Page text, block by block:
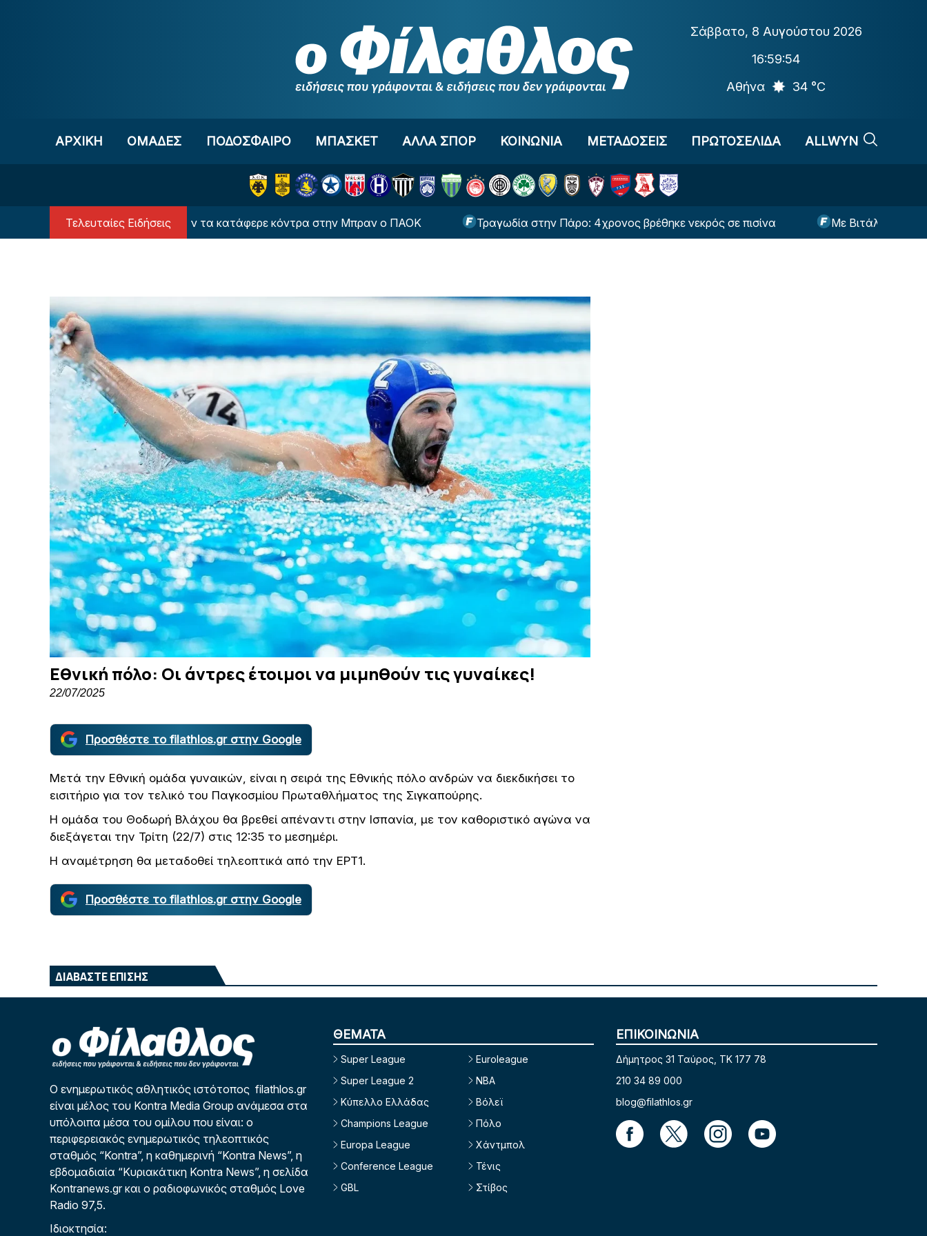
Σάββατο, 8 Αυγούστου 2026
16:59:55
Αθήνα
34 °C
ΑΡΧΙΚΗ OΜΑΔΕΣ ΠΟΔΟΣΦΑΙΡΟ ΜΠΑΣΚΕΤ ΑΛΛΑ ΣΠΟΡ ΚΟΙΝΩΝΙΑ ΜΕΤΑΔΟΣΕΙΣ ΠΡΩΤΟΣΕΛΙΔΑ ALLWYN
Τελευταίες Ειδήσεις
Ποδόσφαιρο Γυναικών: Δεν τα κατάφερε κόντρα στην Μπραν ο ΠΑΟΚ Τραγωδία στην Πάρο: 4χρονος βρέθηκε νεκρός σε πισίνα Με Βιτάλις η ενδεκάδα
Εθνική πόλο: Οι άντρες έτοιμοι να μιμηθούν τις γυναίκες!
22/07/2025
Προσθέστε το filathlos.gr στην Google
Μετά την Εθνική ομάδα γυναικών, είναι η σειρά της Εθνικής πόλο ανδρών να διεκδικήσει το
εισιτήριο για τον τελικό του Παγκοσμίου Πρωταθλήματος της Σιγκαπούρης.
Η ομάδα του Θοδωρή Βλάχου θα βρεθεί απέναντι στην Ισπανία, με τον καθοριστικό αγώνα να
διεξάγεται την Τρίτη (22/7) στις 12:35 το μεσημέρι.
Η αναμέτρηση θα μεταδοθεί τηλεοπτικά από την ΕΡΤ1.
Προσθέστε το filathlos.gr στην Google
ΔΙΑΒΑΣΤΕ ΕΠΙΣΗΣ
Ο ενημερωτικός αθλητικός ιστότοπος filathlos.gr
είναι μέλος του Kontra Media Group ανάμεσα στα
υπόλοιπα μέσα του ομίλου που είναι: ο
περιφερειακός ενημερωτικός τηλεοπτικός
σταθμός “Kontra”, η καθημερινή “Kontra News”, η
εβδομαδιαία “Κυριακάτικη Kontra News”, η σελίδα
Kontranews.gr και ο ραδιοφωνικός σταθμός Love
Radio 97,5.
Ιδιοκτησία:
ΘΕΜΑΤΑ
Super League
Super League 2
Κύπελλο Ελλάδας
Champions League
Europa League
Conference League
GBL
Euroleague
NBA
Βόλεϊ
Πόλο
Χάντμπολ
Τένις
Στίβος
ΕΠΙΚΟΙΝΩΝΙΑ
Δήμητρος 31 Ταύρος, TK 177 78
210 34 89 000
blog@filathlos.gr